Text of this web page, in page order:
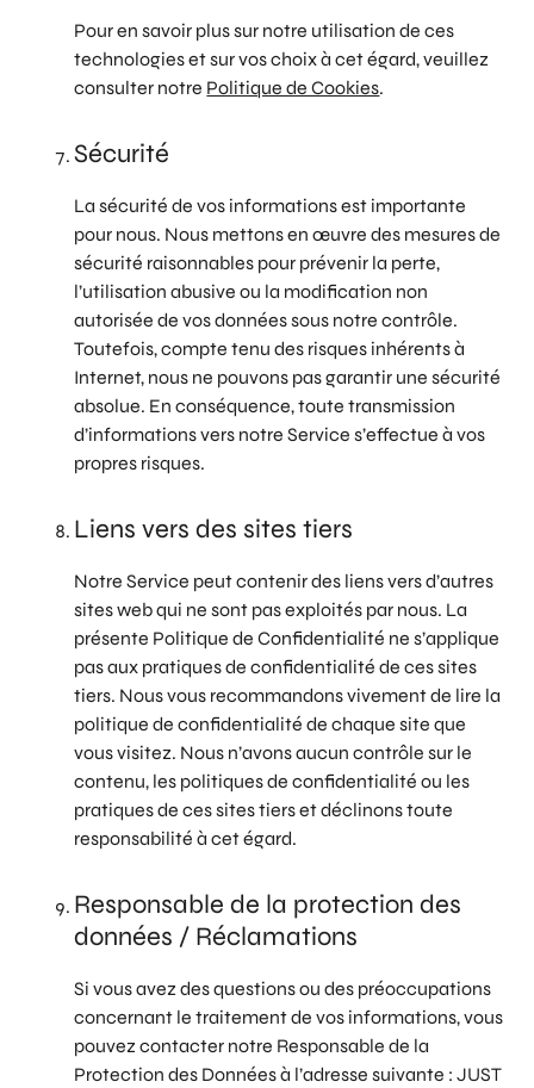
Pour en savoir plus sur notre utilisation de ces
technologies et sur vos choix à cet égard, veuillez
consulter notre Politique de Cookies.
Sécurité
La sécurité de vos informations est importante
pour nous. Nous mettons en œuvre des mesures de
sécurité raisonnables pour prévenir la perte,
l’utilisation abusive ou la modification non
autorisée de vos données sous notre contrôle.
Toutefois, compte tenu des risques inhérents à
Internet, nous ne pouvons pas garantir une sécurité
absolue. En conséquence, toute transmission
d’informations vers notre Service s’effectue à vos
propres risques.
Liens vers des sites tiers
Notre Service peut contenir des liens vers d’autres
sites web qui ne sont pas exploités par nous. La
présente Politique de Confidentialité ne s’applique
pas aux pratiques de confidentialité de ces sites
tiers. Nous vous recommandons vivement de lire la
politique de confidentialité de chaque site que
vous visitez. Nous n’avons aucun contrôle sur le
contenu, les politiques de confidentialité ou les
pratiques de ces sites tiers et déclinons toute
responsabilité à cet égard.
Responsable de la protection des
données / Réclamations
Si vous avez des questions ou des préoccupations
concernant le traitement de vos informations, vous
pouvez contacter notre Responsable de la
Protection des Données à l’adresse suivante : JUST